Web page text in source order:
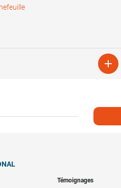

Témoignages